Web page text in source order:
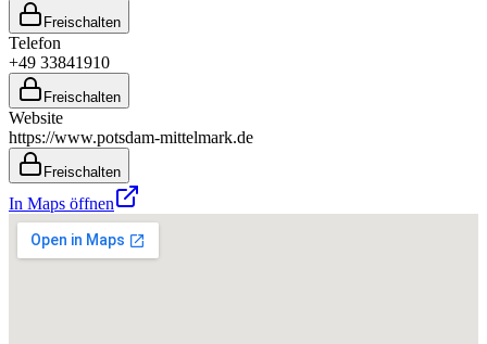
Freischalten
Telefon
+49 33841910
Freischalten
Website
https://www.potsdam-mittelmark.de
Freischalten
In Maps öffnen